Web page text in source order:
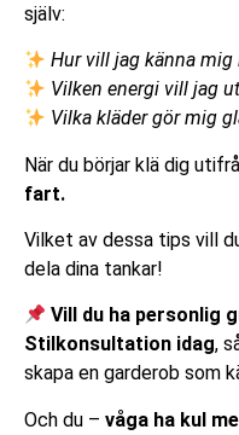
själv:
Hur vill jag känna mig
Vilken energi vill jag
Vilka kläder gör mig
När du börjar klä dig
fart.
Vilket av dessa tips vill
dela dina tankar!
Vill du ha personlig
Stilkonsultation idag,
skapa en garderob som
Och du – våga ha kul